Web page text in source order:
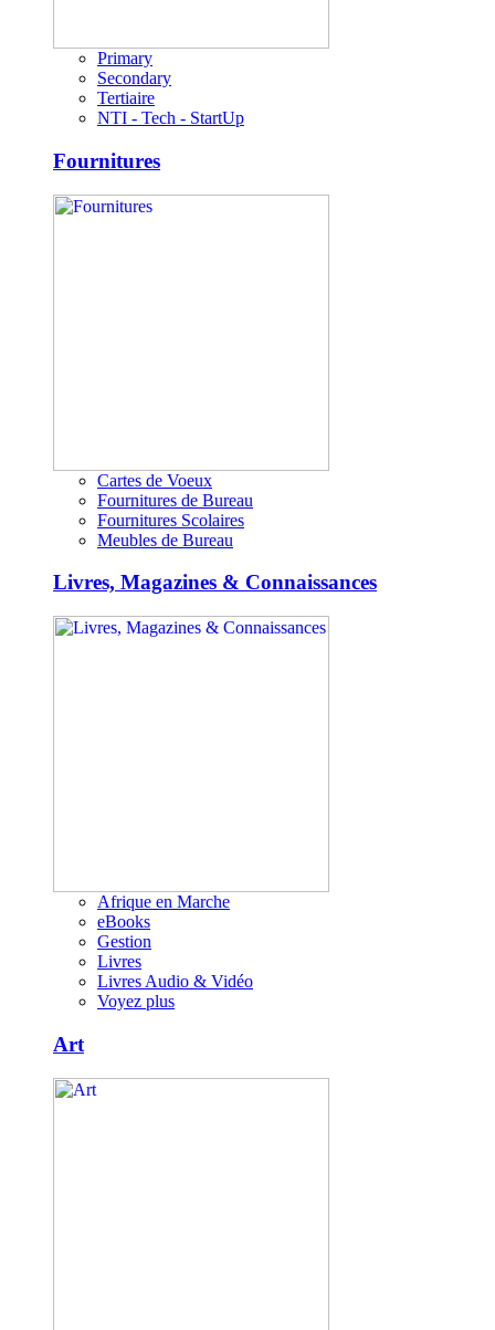
Primary
Secondary
Tertiaire
NTI - Tech - StartUp
Fournitures
Cartes de Voeux
Fournitures de Bureau
Fournitures Scolaires
Meubles de Bureau
Livres, Magazines & Connaissances
Afrique en Marche
eBooks
Gestion
Livres
Livres Audio & Vidéo
Voyez plus
Art